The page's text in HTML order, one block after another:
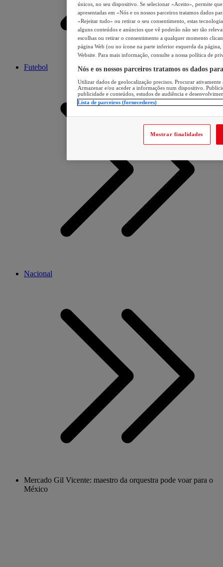
Futebol
Nacional
Mercado Gil Vicente: maestro da orquestra pode voar para o
México
únicos, no seu dispositivo. Se selecionar «Aceito», permite
apresentadas em «Nós e os nossos parceiros tratamos dados
«Rejeitar tudo» ou retirar o seu consentimento, estas
alguns conteúdos e anúncios que vê poderão não ser tão
escolhas ou retirar o consentimento a qualquer momento
página Web (ou no ícone na parte inferior esquerda da página,
Website. Para mais informação, consulte a nossa política de
Nós e os nossos parceiros tratamos os dados
Utilizar dados de geolocalização precisos. Procurar
Armazenar e/ou aceder a informações num dispositivo.
publicidade e conteúdos, estudos de audiência e
Lista de parceiros (fornecedores)
Mostrar finalidades